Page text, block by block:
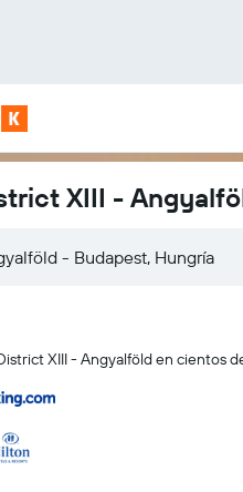
XIII -
XIII - Angyalföld en cientos